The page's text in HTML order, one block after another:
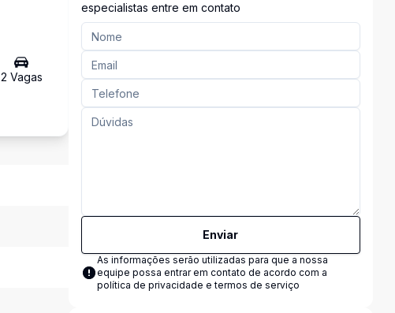
2 Vagas
especialistas entre em contato
Enviar
As informações serão utilizadas para que a nossa
equipe possa entrar em contato de acordo com a
política de privacidade e termos de serviço